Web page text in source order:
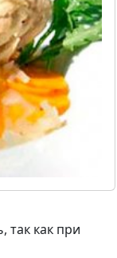
так как при